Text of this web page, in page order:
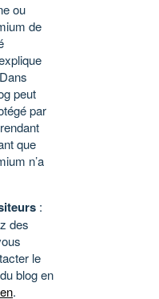
ou
de
peut
par
que
n’a
:
des
le
blog en
.